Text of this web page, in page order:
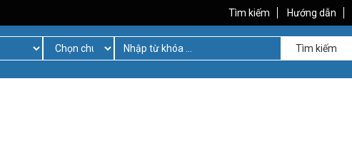
Tìm kiếm Hướng dẫn
Tìm kiếm